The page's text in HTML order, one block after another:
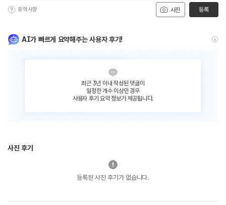
사진
유의사항 등록
AI가 빠르게 요약해주는 사용자 후기!
최근 3년 이내 작성된 댓글이
일정한 개수 이상인 경우
사용자 후기 요약 정보가 제공됩니다.
사진 후기
등록된 사진 후기가 없습니다.